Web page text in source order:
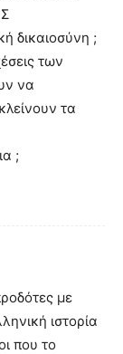
δικαιοσύνη ;
των
να
τα
;
με
ιστορία
που το